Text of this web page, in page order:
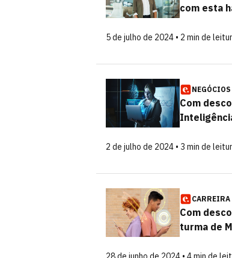
com esta
5 de julho de 2024 • 2 min de
NEGÓCIOS
Com
2 de julho de 2024 • 3 min de
CARREIRA
Com
turma de